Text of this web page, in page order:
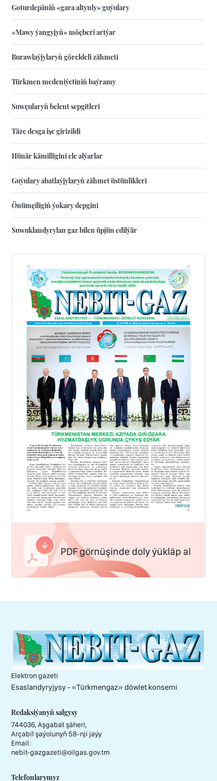
Goturdepäniň «gara altynly» guýulary
«Mawy ýangyjyň» möçberi artýar
Burawlaýjylaryň göreldeli zähmeti
Türkmen medeniýetiniň baýramy
Suwçularyň belent sepgitleri
Täze desga işe girizildi
Hünär kämilligini ele alýarlar
Guýulary abatlaýjylaryň zähmet üstünlikleri
Önümçiligiň ýokary depgini
Suwuklandyrylan gaz bilen üpjün edilýär
PDF görnüşinde doly ýükläp al
Elektron gazeti
Esaslandyryjysy - «Тürkmengaz» döwlet konserni
Redaksiýanyň salgysy
744036, Aşgabat şäheri,
Arçabil şaýolunyň 58-nji jaýy
Email:
nebit-gazgazeti@oilgas.gov.tm
Telefonlarymyz